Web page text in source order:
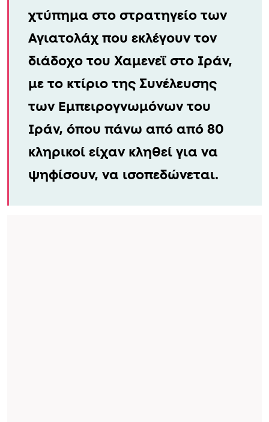
χτύπημα στο στρατηγείο των
Αγιατολάχ που εκλέγουν τον
διάδοχο του Χαμενεΐ στο Ιράν,
με το κτίριο της Συνέλευσης
των Εμπειρογνωμόνων του
Ιράν, όπου πάνω από από 80
κληρικοί είχαν κληθεί για να
ψηφίσουν, να ισοπεδώνεται.